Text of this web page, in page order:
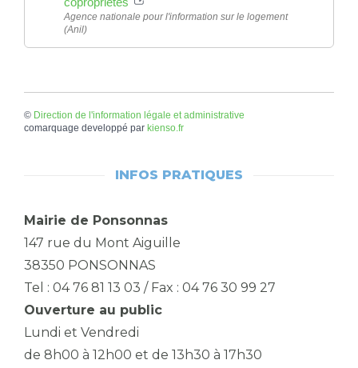
Agence nationale pour l'information sur le logement
(Anil)
© Direction de l'information légale et administrative
comarquage developpé par kienso.fr
INFOS PRATIQUES
Mairie de Ponsonnas
147 rue du Mont Aiguille
38350 PONSONNAS
Tel : 04 76 81 13 03 / Fax : 04 76 30 99 27
Ouverture au public
Lundi et Vendredi
de 8h00 à 12h00 et de 13h30 à 17h30